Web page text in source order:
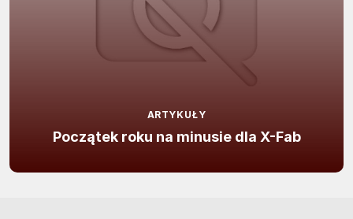
ARTYKUŁY
Początek roku na minusie dla X-Fab